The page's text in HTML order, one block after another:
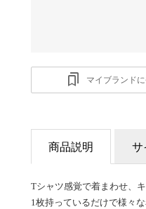
マイブランド
商品説明 サ
Tシャツ感覚で着まわせ、
1枚持っているだけで様々